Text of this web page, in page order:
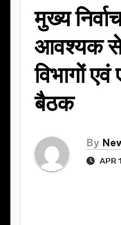
मुख्य
आवश्यक
विभागों
बैठक
By
APR